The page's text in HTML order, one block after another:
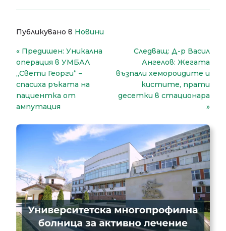
Публикувано в Новини
Навигация
Предишен: Уникална
операция в УМБАЛ
„Свети Георги“ –
спасиха ръката на
пациентка от
ампутация
Следващ: Д-р Васил
Ангелов: Жегата
възпали хемороидите и
кистите, прати
десетки в стационара